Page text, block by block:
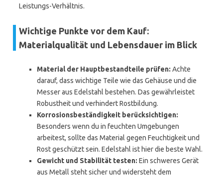
Leistungs-Verhältnis.
Wichtige Punkte vor dem Kauf:
Materialqualität und Lebensdauer im Blick
Material der Hauptbestandteile prüfen: Achte
darauf, dass wichtige Teile wie das Gehäuse und die
Messer aus Edelstahl bestehen. Das gewährleistet
Robustheit und verhindert Rostbildung.
Korrosionsbeständigkeit berücksichtigen:
Besonders wenn du in feuchten Umgebungen
arbeitest, sollte das Material gegen Feuchtigkeit und
Rost geschützt sein. Edelstahl ist hier die beste Wahl.
Gewicht und Stabilität testen: Ein schweres Gerät
aus Metall steht sicher und widersteht dem